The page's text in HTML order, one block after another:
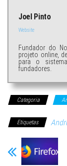
Joel Pinto
Website
Fundador do
projeto online,
para o
fundadores.
Categoria
Etiquetas